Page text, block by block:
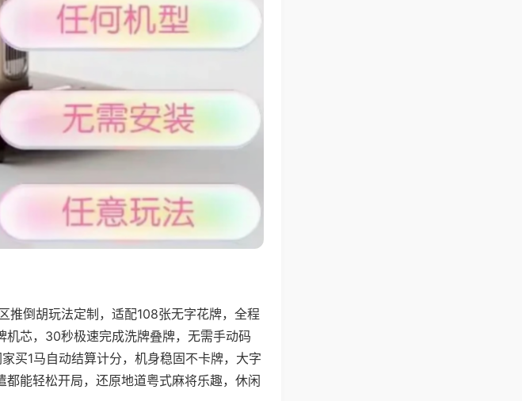
推倒胡玩法定制，适配108张无字花牌，全程
芯，30秒极速完成洗牌叠牌，无需手动码
买1马自动结算计分，机身稳固不卡牌，大字
能轻松开局，还原地道粤式麻将乐趣，休闲